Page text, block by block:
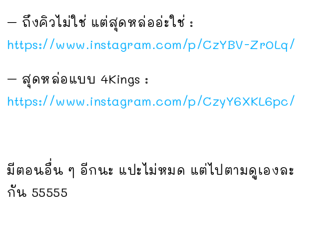
– ถึงคิวไม่ใช่ แต่สุดหล่ออ่ะใช่ :
https://www.instagram.com/p/CzYBV-Zr0Lq/
– สุดหล่อแบบ 4Kings :
https://www.instagram.com/p/CzyY6XKL6pc/
มีตอนอื่น ๆ อีกนะ แปะไม่หมด แต่ไปตามดูเองละ
กัน 55555